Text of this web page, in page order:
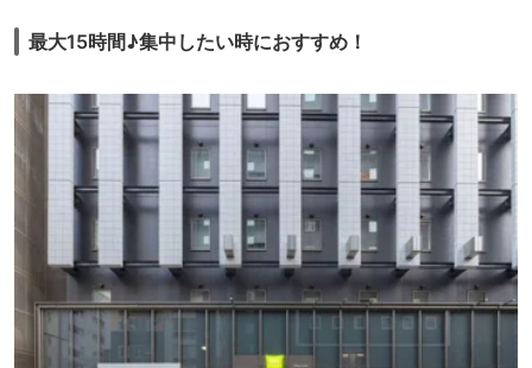
最大15時間♪集中したい時におすすめ！